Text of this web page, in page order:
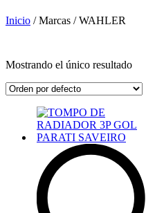
Inicio / Marcas / WAHLER
Mostrando el único resultado